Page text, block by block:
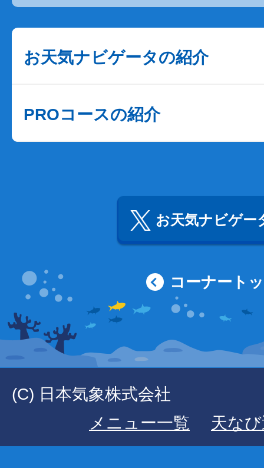
お天気ナビゲータの紹介
PROコースの紹介
お天気ナビゲー
コーナート
(C) 日本気象株式会社
メニュー一覧
天な